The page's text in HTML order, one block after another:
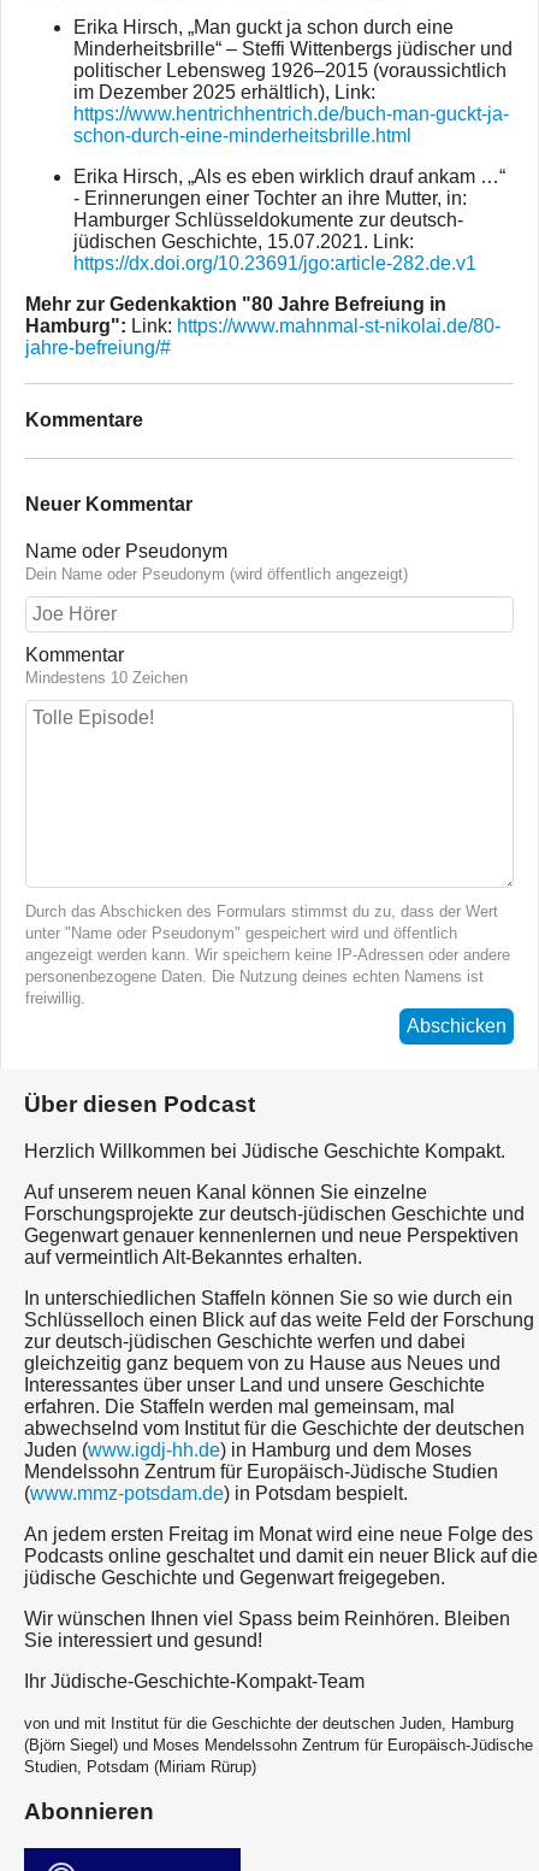
Erika Hirsch, „Man guckt ja schon durch eine
Minderheitsbrille“ – Steffi Wittenbergs jüdischer und
politischer Lebensweg 1926–2015 (voraussichtlich
im Dezember 2025 erhältlich), Link:
https://www.hentrichhentrich.de/buch-man-guckt-ja-
schon-durch-eine-minderheitsbrille.html
Erika Hirsch, „Als es eben wirklich drauf ankam …“
- Erinnerungen einer Tochter an ihre Mutter, in:
Hamburger Schlüsseldokumente zur deutsch-
jüdischen Geschichte, 15.07.2021. Link:
https://dx.doi.org/10.23691/jgo:article-282.de.v1
Mehr zur Gedenkaktion "80 Jahre Befreiung in
Hamburg": Link: https://www.mahnmal-st-nikolai.de/80-
jahre-befreiung/#
Kommentare
Neuer Kommentar
Name oder Pseudonym
Dein Name oder Pseudonym (wird öffentlich angezeigt)
Kommentar
Mindestens 10 Zeichen
Durch das Abschicken des Formulars stimmst du zu, dass der Wert
unter "Name oder Pseudonym" gespeichert wird und öffentlich
angezeigt werden kann. Wir speichern keine IP-Adressen oder andere
personenbezogene Daten. Die Nutzung deines echten Namens ist
freiwillig.
Abschicken
Über diesen Podcast
Herzlich Willkommen bei Jüdische Geschichte Kompakt.
Auf unserem neuen Kanal können Sie einzelne
Forschungsprojekte zur deutsch-jüdischen Geschichte und
Gegenwart genauer kennenlernen und neue Perspektiven
auf vermeintlich Alt-Bekanntes erhalten.
In unterschiedlichen Staffeln können Sie so wie durch ein
Schlüsselloch einen Blick auf das weite Feld der Forschung
zur deutsch-jüdischen Geschichte werfen und dabei
gleichzeitig ganz bequem von zu Hause aus Neues und
Interessantes über unser Land und unsere Geschichte
erfahren. Die Staffeln werden mal gemeinsam, mal
abwechselnd vom Institut für die Geschichte der deutschen
Juden (www.igdj-hh.de) in Hamburg und dem Moses
Mendelssohn Zentrum für Europäisch-Jüdische Studien
(www.mmz-potsdam.de) in Potsdam bespielt.
An jedem ersten Freitag im Monat wird eine neue Folge des
Podcasts online geschaltet und damit ein neuer Blick auf die
jüdische Geschichte und Gegenwart freigegeben.
Wir wünschen Ihnen viel Spass beim Reinhören. Bleiben
Sie interessiert und gesund!
Ihr Jüdische-Geschichte-Kompakt-Team
von und mit Institut für die Geschichte der deutschen Juden, Hamburg
(Björn Siegel) und Moses Mendelssohn Zentrum für Europäisch-Jüdische
Studien, Potsdam (Miriam Rürup)
Abonnieren